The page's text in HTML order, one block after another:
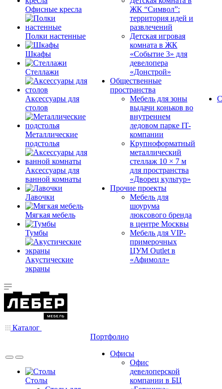
Офисные кресла
Полки настенные
Шкафы
Стеллажи
Аксессуары для
столов
Металлические
подстолья
Аксессуары для
ванной комнаты
Лавочки
Мягкая мебель
Тумбы
Акустические
экраны
ЖК “Символ”:
территория идей и
развлечений
Детская игровая
комната в ЖК
«Событие 3» для
девелопера
«Донстрой»
Общественные
пространства
Мебель для зоны
выдачи коньков во
внутреннем
ледовом парке IT-
компании
Крупноформатный
металлический
стеллаж 10 × 7 м
для пространства
«Дворец культур»
Прочие проекты
Мебель для
шоурума
люксового бренда
в центре Москвы
Мебель для VIP-
примерочных
ЦУМ Outlet в
«Афимолл»
Каталог
Столы
Портфолио
Офисы
Офис
девелоперской
компании в БЦ